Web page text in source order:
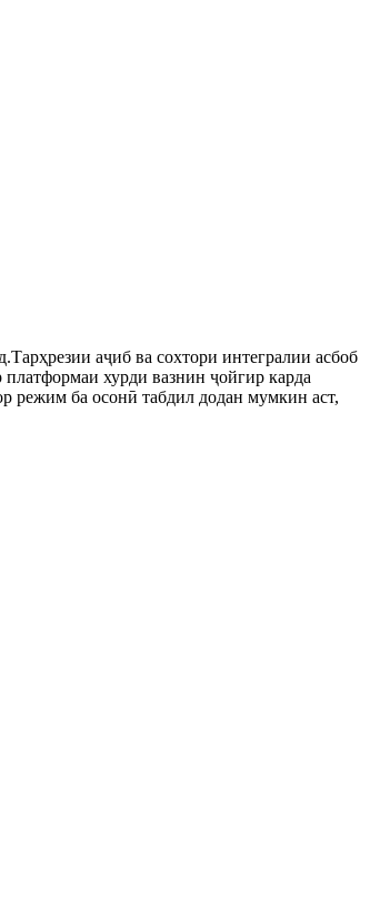
аҷиб ва сохтори интегралии асбоб
хурди вазнин ҷойгир карда
режим ба осонӣ табдил додан мумкин аст,